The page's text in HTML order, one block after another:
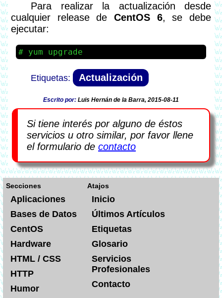
Para realizar la actualización desde
cualquier release de CentOS 6, se debe
ejecutar:
yum upgrade
Actualización
Escrito por: Luis Hernán de la Barra, 2015-08-11
Si tiene interés por alguno de éstos
servicios u otro similar, por favor llene
el formulario de contacto
Secciones
Aplicaciones
Bases de Datos
CentOS
Hardware
HTML / CSS
HTTP
Humor
Atajos
Inicio
Últimos Artículos
Etiquetas
Glosario
Servicios
Profesionales
Contacto